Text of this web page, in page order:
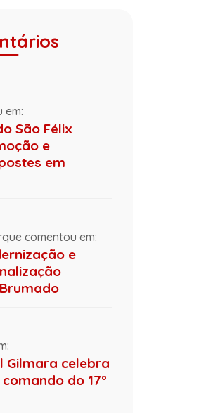
em:
São Félix
e
em
comentou em:
e
Gilmara celebra
do 17º